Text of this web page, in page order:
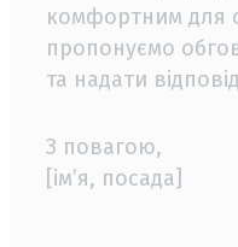
комфортним для
пропонуємо
та надати
З повагою,
[ім’я, посада]